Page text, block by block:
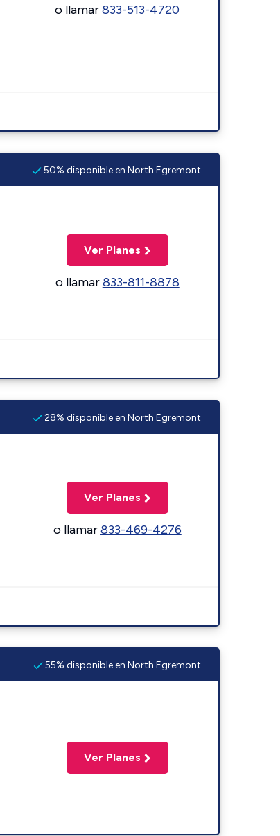
o llamar833-513-4720
50% disponible en North Egremont
Ver Planes
o llamar833-811-8878
28% disponible en North Egremont
Ver Planes
o llamar833-469-4276
55% disponible en North Egremont
Ver Planes